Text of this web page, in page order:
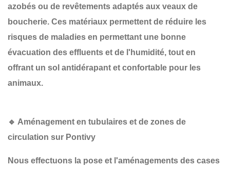
azobés ou de revêtements adaptés aux veaux de
boucherie. Ces matériaux permettent de réduire les
risques de maladies en permettant une bonne
évacuation des effluents et de l'humidité, tout en
offrant un sol antidérapant et confortable pour les
animaux.
🔹 Aménagement en tubulaires et de zones de
circulation sur Pontivy
Nous effectuons la pose et l'aménagements des cases